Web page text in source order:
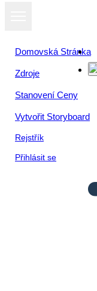
Domovská Stránka
Zdroje
Stanovení Ceny
Vytvořit Storyboard
Rejstřík
Přihlásit se
Zobrazit jako
prezentaci